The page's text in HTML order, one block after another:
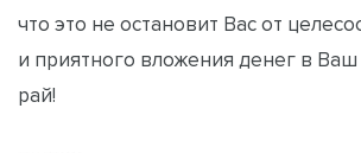
что это не остановит Вас от
и приятного вложения денег в
рай!